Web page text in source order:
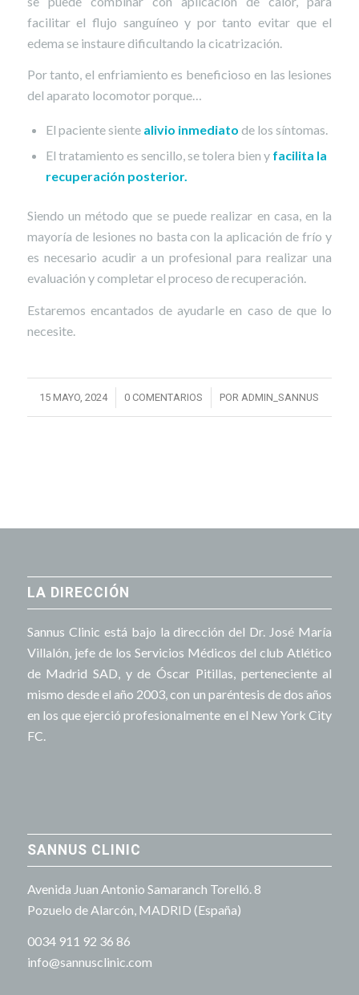
facilitar el flujo sanguíneo y por tanto evitar que el
edema se instaure dificultando la cicatrización.
Por tanto, el enfriamiento es beneficioso en las lesiones
del aparato locomotor porque…
El paciente siente alivio inmediato de los síntomas.
El tratamiento es sencillo, se tolera bien y facilita la
recuperación posterior.
Siendo un método que se puede realizar en casa, en la
mayoría de lesiones no basta con la aplicación de frío y
es necesario acudir a un profesional para realizar una
evaluación y completar el proceso de recuperación.
Estaremos encantados de ayudarle en caso de que lo
necesite.
15 MAYO, 2024
/ 0 COMENTARIOS
/ PORADMIN_SANNUS
LA DIRECCIÓN
Sannus Clinic está bajo la dirección del Dr. José María
Villalón, jefe de los Servicios Médicos del club Atlético
de Madrid SAD, y de Óscar Pitillas, perteneciente al
mismo desde el año 2003, con un paréntesis de dos años
en los que ejerció profesionalmente en el New York City
FC.
SANNUS CLINIC
Avenida Juan Antonio Samaranch Torelló. 8
Pozuelo de Alarcón, MADRID (España)
0034 911 92 36 86
info@sannusclinic.com